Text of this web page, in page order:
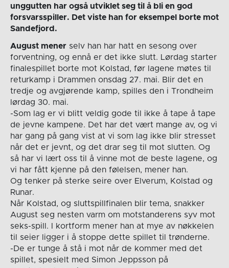
unggutten har også utviklet seg til å bli en god
forsvarsspiller. Det viste han for eksempel borte mot
Sandefjord.
August menerselv han har hatt en sesong over
forventning, og ennå er det ikke slutt. Lørdag starter
finalespillet borte mot Kolstad, før lagene møtes til
returkamp i Drammen onsdag 27. mai. Blir det en
tredje og avgjørende kamp, spilles den i Trondheim
lørdag 30. mai.
-Som lag er vi blitt veldig gode til ikke å tape å tape
de jevne kampene. Det har det vært mange av, og vi
har gang på gang vist at vi som lag ikke blir stresset
når det er jevnt, og det drar seg til mot slutten. Og
så har vi lært oss til å vinne mot de beste lagene, og
vi har fått kjenne på den følelsen, mener han.
Og tenker på sterke seire over Elverum, Kolstad og
Runar.
Når Kolstad, og sluttspillfinalen blir tema, snakker
August seg nesten varm om motstanderens syv mot
seks-spill. I kortform mener han at mye av nøkkelen
til seier ligger i å stoppe dette spillet til trønderne.
-De er tunge å stå i mot når de kommer med det
spillet, spesielt med Simon Jeppsson på